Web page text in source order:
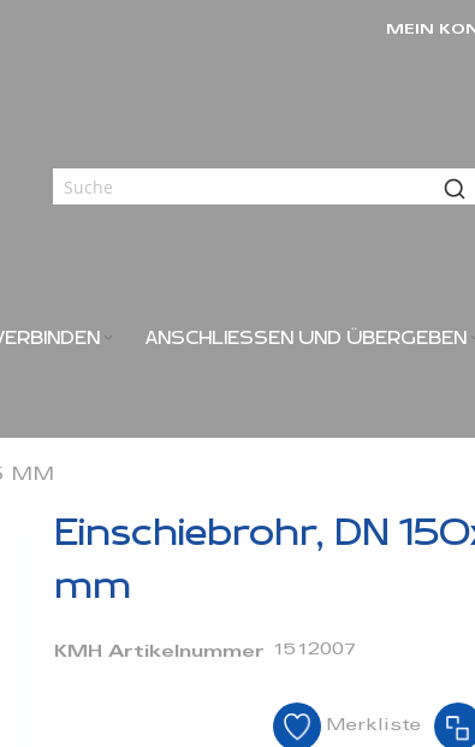
MEIN
ANSCHLIESSEN UND ÜBERGEBEN
MM
Einschiebrohr, DN
mm
KMH Artikelnummer 1512007
Merkliste